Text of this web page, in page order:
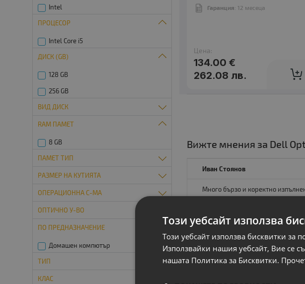
Intel
ПРОЦЕСОР
Intel Core i5
ДИСК (GB)
128 GB
256 GB
ВИД ДИСК
M.2 SATA SSD
2.5 Inch SSD
RAM ПАМЕТ
8 GB
ПАМЕТ ТИП
DDR4
РАЗМЕР НА КУТИЯТА
Slim Desktop
ОПЕРАЦИОННА С-МА
Без операционна система
ОПТИЧНО У-ВО
Slim DVD-RW
ПO ПРЕДНАЗНАЧЕНИE
Домашен компютър
ТИП
Настолни
КЛАС
Гаранция: 12 месеца
Цена:
134.00 €
262.08 лв.
Вижте мнения за Dell
Иван Стоянов
Много бързо и коректно
Този уебсайт използва
Този уебсайт използва бисквитки за
Използвайки нашия уебсайт, Вие се
нашата Политика за Бисквитки.